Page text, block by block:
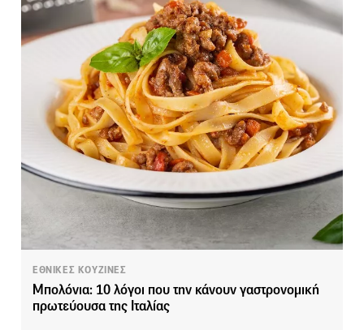
ΕΘΝΙΚΕΣ ΚΟΥΖΙΝΕΣ
Μπολόνια: 10 λόγοι που την κάνουν γαστρονομική
πρωτεύουσα της Ιταλίας